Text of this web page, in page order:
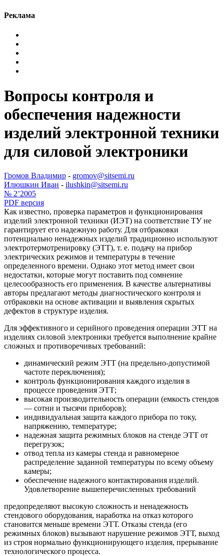
Реклама
Вопросы контроля и
обеспечения надежности
изделий электронной техники
для силовой электроники
Громов Владимир - gromov@sitsemi.ru
Илюшкин Иван - ilushkin@sitsemi.ru
№ 2’2005
PDF версия
Как известно, проверка параметров и функционирования
изделий электронной техники (ИЭТ) на соответствие ТУ не
гарантирует его надежную работу. Для отбраковки
потенциально ненадежных изделий традиционно используют
электротермотренировку (ЭТТ), т. е. подачу на прибор
электрических режимов и температуры в течение
определенного времени. Однако этот метод имеет свои
недостатки, которые могут поставить под сомнение
целесообразность его применения. В качестве альтернативы
авторы предлагают методы диагностического контроля и
отбраковки на основе активации и выявления скрытых
дефектов в структуре изделия.
Для эффективного и серийного проведения операции ЭТТ на
изделиях силовой электроники требуется выполнение крайне
сложных и противоречивых требований:
динамический режим ЭТТ (на предельно-допустимой
частоте переключения);
контроль функционирования каждого изделия в
процессе проведения ЭТТ;
высокая производительность операции (емкость стендов
— сотни и тысячи приборов);
индивидуальная защита каждого прибора по току,
напряжению, температуре;
надежная защита режимных блоков на стенде ЭТТ от
перегрузок;
отвод тепла из камеры стенда и равномерное
распределение заданной температуры по всему объему
камеры;
обеспечение надежного контактирования изделий.
Удовлетворение вышеперечисленных требований
предопределяют высокую сложность и ненадежность
стендового оборудования, наработка на отказ которого
становится меньше времени ЭТТ. Отказы стенда (его
режимных блоков) вызывают нарушение режимов ЭТТ, выход
из строя нормально функционирующего изделия, прерывание
технологического процесса.